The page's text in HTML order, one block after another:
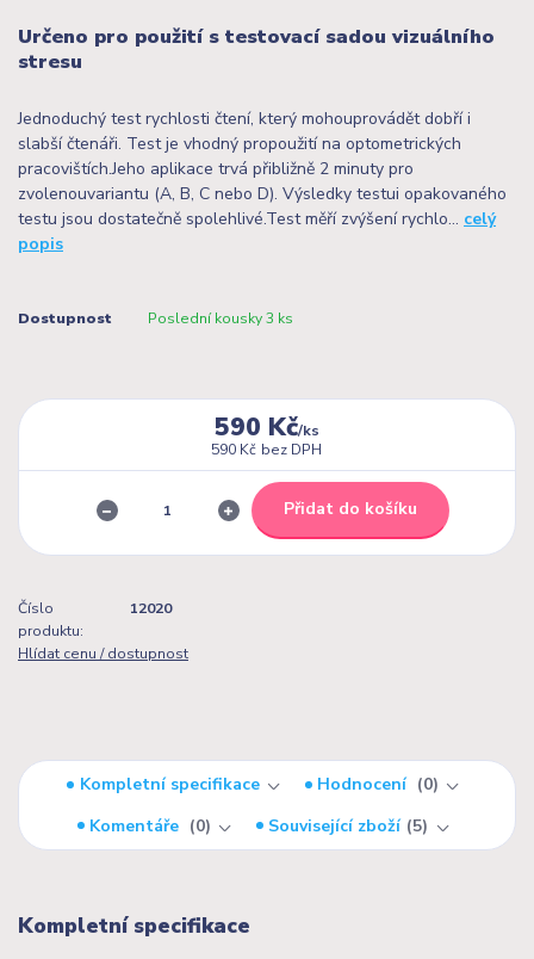
Určeno pro použití s testovací sadou vizuálního
stresu
Jednoduchý test rychlosti čtení, který mohouprovádět dobří i
slabší čtenáři. Test je vhodný propoužití na optometrických
pracovištích.Jeho aplikace trvá přibližně 2 minuty pro
zvolenouvariantu (A, B, C nebo D). Výsledky testui opakovaného
testu jsou dostatečně spolehlivé.Test měří zvýšení rychlo... celý
popis
Dostupnost Poslední kousky 3 ks
590 Kč/ks
590 Kč bez DPH
Přidat do košíku
Číslo
produktu:
12020
Hlídat cenu / dostupnost
Kompletní specifikace Hodnocení
0
Komentáře
0 Související zboží 5
Kompletní specifikace